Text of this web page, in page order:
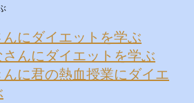
にダイエットを学ぶ
んにダイエットを学ぶ
に君の熱血授業にダイエ